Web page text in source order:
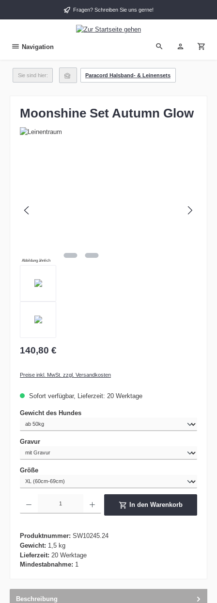
Fragen? Schreiben Sie uns gerne!
Navigation
Sie sind hier: Paracord Halsband- & Leinensets
Moonshine Set Autumn Glow
Abbildung ähnlich
140,80 €
Preise inkl. MwSt. zzgl. Versandkosten
Sofort verfügbar, Lieferzeit: 20 Werktage
Gewicht des Hundesauswählen
Gravurauswählen
Größeauswählen
In den Warenkorb
Produktnummer: SW10245.24
Gewicht: 1,5 kg
Lieferzeit: 20 Werktage
Mindestabnahme: 1
Beschreibung